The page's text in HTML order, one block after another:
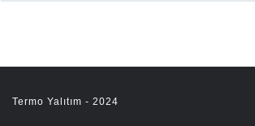
Termo Yalıtım - 2024